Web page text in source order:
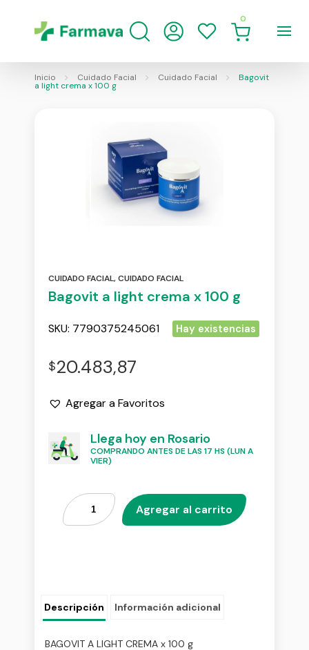
0
Inicio Cuidado Facial Cuidado Facial Bagovit
a light crema x 100 g
CUIDADO FACIAL,CUIDADO FACIAL
Bagovit a light crema x 100 g
SKU: 7790375245061 Hay existencias
$20.483,87
Agregar a Favoritos
Llega hoy en Rosario
COMPRANDO ANTES DE LAS 17 HS (LUN A
VIER)
Agregar al carrito
Descripción Información adicional
BAGOVIT A LIGHT CREMA x 100 g